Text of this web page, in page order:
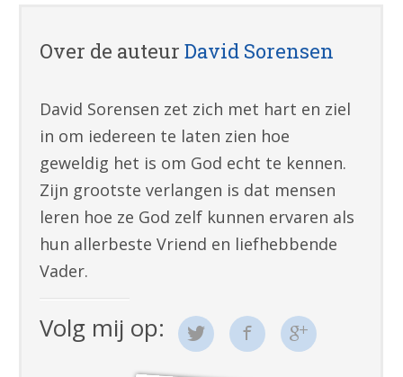
Over de auteurDavid Sorensen
David Sorensen zet zich met hart en ziel
in om iedereen te laten zien hoe
geweldig het is om God echt te kennen.
Zijn grootste verlangen is dat mensen
leren hoe ze God zelf kunnen ervaren als
hun allerbeste Vriend en liefhebbende
Vader.
Volg mij op: